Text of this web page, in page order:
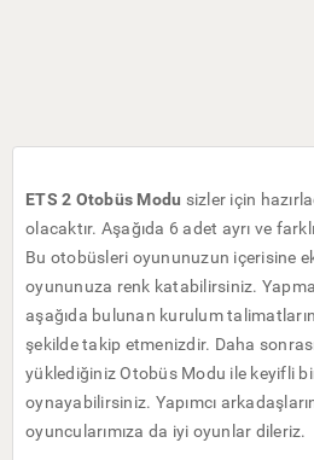
ETS 2 Otobüs Modu sizler için
olacaktır. Aşağıda 6 adet ayrı ve
Bu otobüsleri oyununuzun içerisine
oyununuza renk katabilirsiniz.
aşağıda bulunan kurulum
şekilde takip etmenizdir. Daha
yüklediğiniz Otobüs Modu ile keyifli
oynayabilirsiniz. Yapımcı
oyuncularımıza da iyi oyunlar dileriz.